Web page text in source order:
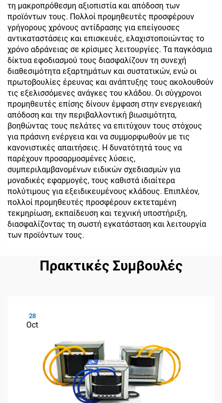
τη μακροπρόθεσμη αξιοπιστία και απόδοση των
προϊόντων τους. Πολλοί προμηθευτές προσφέρουν
γρήγορους χρόνους αντίδρασης για επείγουσες
αντικαταστάσεις και επισκευές, ελαχιστοποιώντας το
χρόνο αδράνειας σε κρίσιμες λειτουργίες. Τα παγκόσμια
δίκτυα εφοδιασμού τους διασφαλίζουν τη συνεχή
διαθεσιμότητα εξαρτημάτων και συστατικών, ενώ οι
πρωτοβουλίες έρευνας και ανάπτυξης τους ακολουθούν
τις εξελισσόμενες ανάγκες του κλάδου. Οι σύγχρονοι
προμηθευτές επίσης δίνουν έμφαση στην ενεργειακή
απόδοση και την περιβαλλοντική βιωσιμότητα,
βοηθώντας τους πελάτες να επιτύχουν τους στόχους
για πράσινη ενέργεια και να συμμορφωθούν με τις
κανονιστικές απαιτήσεις. Η δυνατότητά τους να
παρέχουν προσαρμοσμένες λύσεις,
συμπεριλαμβανομένων ειδικών σχεδιασμών για
μοναδικές εφαρμογές, τους καθιστά ιδιαίτερα
πολύτιμους για εξειδικευμένους κλάδους. Επιπλέον,
πολλοί προμηθευτές προσφέρουν εκτεταμένη
τεκμηρίωση, εκπαίδευση και τεχνική υποστήριξη,
διασφαλίζοντας τη σωστή εγκατάσταση και λειτουργία
των προϊόντων τους.
Πρακτικές Συμβουλές
28
Oct